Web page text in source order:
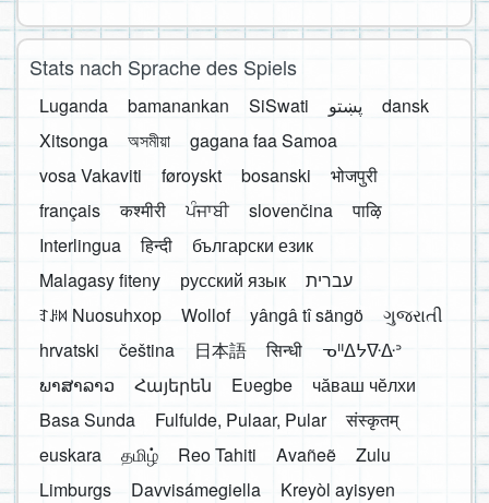
Stats nach Sprache des Spiels
Luganda bamanankan SiSwati پښتو
dansk
Xitsonga
অসমীয়া
gagana faa Samoa
vosa Vakaviti
føroyskt bosanski
भोजपुरी
français
कश्मीरी ਪੰਜਾਬੀ slovenčina
पाऴि
Interlingua
हिन्दी
български език
Malagasy fiteny
русский язык
עברית
ꆈꌠ꒿ Nuosuhxop
Wollof yângâ tî sängö
ગુજરાતી
hrvatski
čeština 日本語 सिन्धी
ᓀᐦᐃᔭᐍᐏᐣ
ພາສາລາວ
Հայերեն Eʋegbe
чӑваш чӗлхи
Basa Sunda
Fulfulde, Pulaar, Pular
संस्कृतम्
euskara
தமிழ் Reo Tahiti Avañeẽ
Zulu
Limburgs
Davvisámegiella
Kreyòl ayisyen